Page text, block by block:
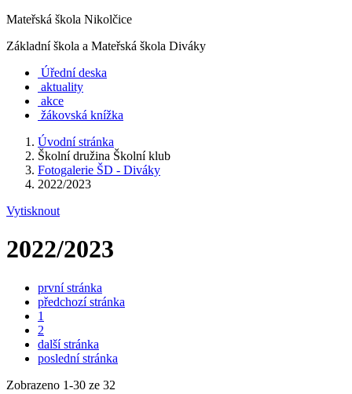
Mateřská škola Nikolčice
Základní škola a Mateřská škola Diváky
Úřední deska
aktuality
akce
žákovská knížka
Úvodní stránka
Školní družina Školní klub
Fotogalerie ŠD - Diváky
2022/2023
Vytisknout
2022/2023
první stránka
předchozí stránka
1
2
další stránka
poslední stránka
Zobrazeno 1-30 ze 32